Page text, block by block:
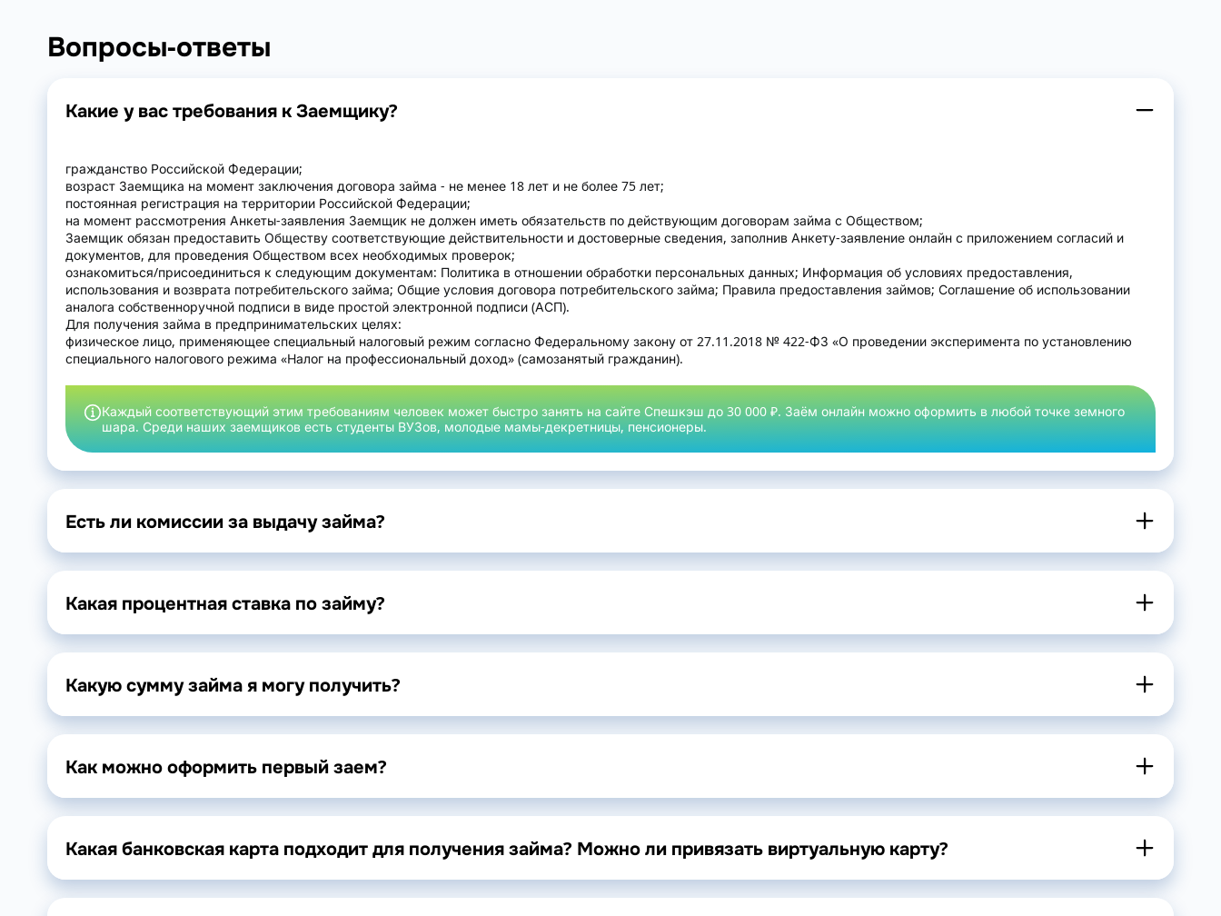
Вопросы-ответы
Какие у вас требования к Заемщику?
гражданство Российской Федерации;
возраст Заемщика на момент заключения договора займа - не менее 18 лет и не более 75 лет;
постоянная регистрация на территории Российской Федерации;
на момент рассмотрения Анкеты-заявления Заемщик не должен иметь обязательств по действующим договорам займа с Обществом;
Заемщик обязан предоставить Обществу соответствующие действительности и достоверные сведения, заполнив Анкету-заявление онлайн с приложением согласий и
документов, для проведения Обществом всех необходимых проверок;
ознакомиться/присоединиться к следующим документам: Политика в отношении обработки персональных данных; Информация об условиях предоставления,
использования и возврата потребительского займа; Общие условия договора потребительского займа; Правила предоставления займов; Соглашение об использовании
аналога собственноручной подписи в виде простой электронной подписи (АСП).
Для получения займа в предпринимательских целях:
физическое лицо, применяющее специальный налоговый режим согласно Федеральному закону от 27.11.2018 № 422-ФЗ «О проведении эксперимента по установлению
специального налогового режима «Налог на профессиональный доход» (самозанятый гражданин).
Каждый соответствующий этим требованиям человек может быстро занять на сайте Спешкэш до 30 000 ₽. Заём онлайн можно оформить в любой точке земного
шара. Среди наших заемщиков есть студенты ВУЗов, молодые мамы-декретницы, пенсионеры.
Есть ли комиссии за выдачу займа?
Какая процентная ставка по займу?
Какую сумму займа я могу получить?
Как можно оформить первый заем?
Какая банковская карта подходит для получения займа? Можно ли привязать виртуальную карту?